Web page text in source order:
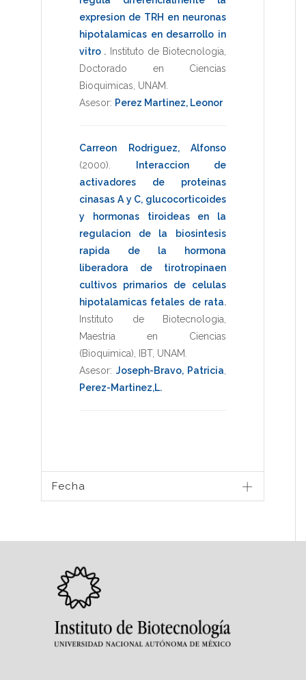
expresion de TRH en neuronas
hipotalamicas en desarrollo in
vitro . Instituto de Biotecnologia
Doctorado en Ciencias
Bioquimicas UNAM
Asesor: Perez Martinez, Leonor
Carreon Rodriguez, Alfonso
(2000)
Interaccion de
activadores de proteinas
cinasas A y C, glucocorticoides
y hormonas tiroideas en la
regulacion de la biosintesis
rapida de la hormona
liberadora de tirotropinaen
cultivos primarios de celulas
hipotalamicas fetales de rata.
Instituto de Biotecnologia
Maestria en Ciencias
(Bioquimica) IBT, UNAM
Asesor: Joseph-Bravo, Patricia
Perez-Martinez,L.
Fecha